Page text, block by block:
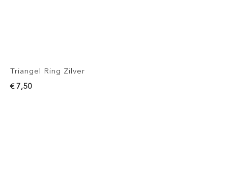
Triangel Ring Zilver
€ 7,50